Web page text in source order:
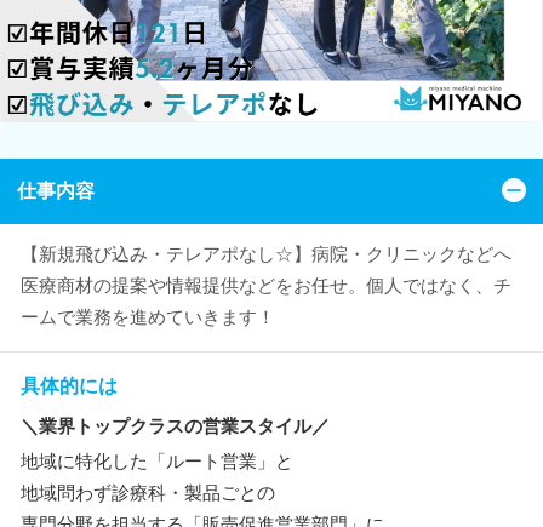
仕事内容
【新規飛び込み・テレアポなし☆】病院・クリニックなどへ
医療商材の提案や情報提供などをお任せ。個人ではなく、チ
ームで業務を進めていきます！
具体的には
＼業界トップクラスの営業スタイル／
地域に特化した「ルート営業」と
地域問わず診療科・製品ごとの